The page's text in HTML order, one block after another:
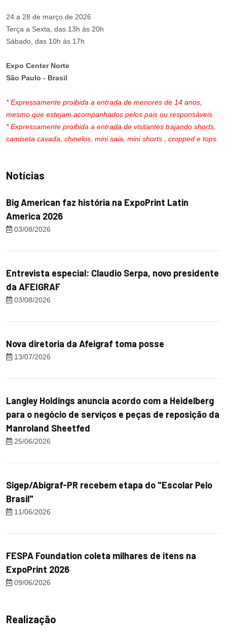
24 a 28 de março de 2026
Terça a Sexta, das 13h às 20h
Sábado, das 10h às 17h
Expo Center Norte
São Paulo - Brasil
* Expressamente proibida a entrada de menores de 14 anos,
mesmo que estejam acompanhados pelos pais ou responsáveis.
* Expressamente proibida a entrada de visitantes trajando shorts,
camiseta cavada, chinelos, mini saia, mini shorts , cropped e tops.
Notícias
Big American faz história na ExpoPrint Latin
America 2026
03/08/2026
Entrevista especial: Claudio Serpa, novo presidente
da AFEIGRAF
03/08/2026
Nova diretoria da Afeigraf toma posse
13/07/2026
Langley Holdings anuncia acordo com a Heidelberg
para o negócio de serviços e peças de reposição da
Manroland Sheetfed
25/06/2026
Sigep/Abigraf-PR recebem etapa do "Escolar Pelo
Brasil"
11/06/2026
FESPA Foundation coleta milhares de itens na
ExpoPrint 2026
09/06/2026
Realização